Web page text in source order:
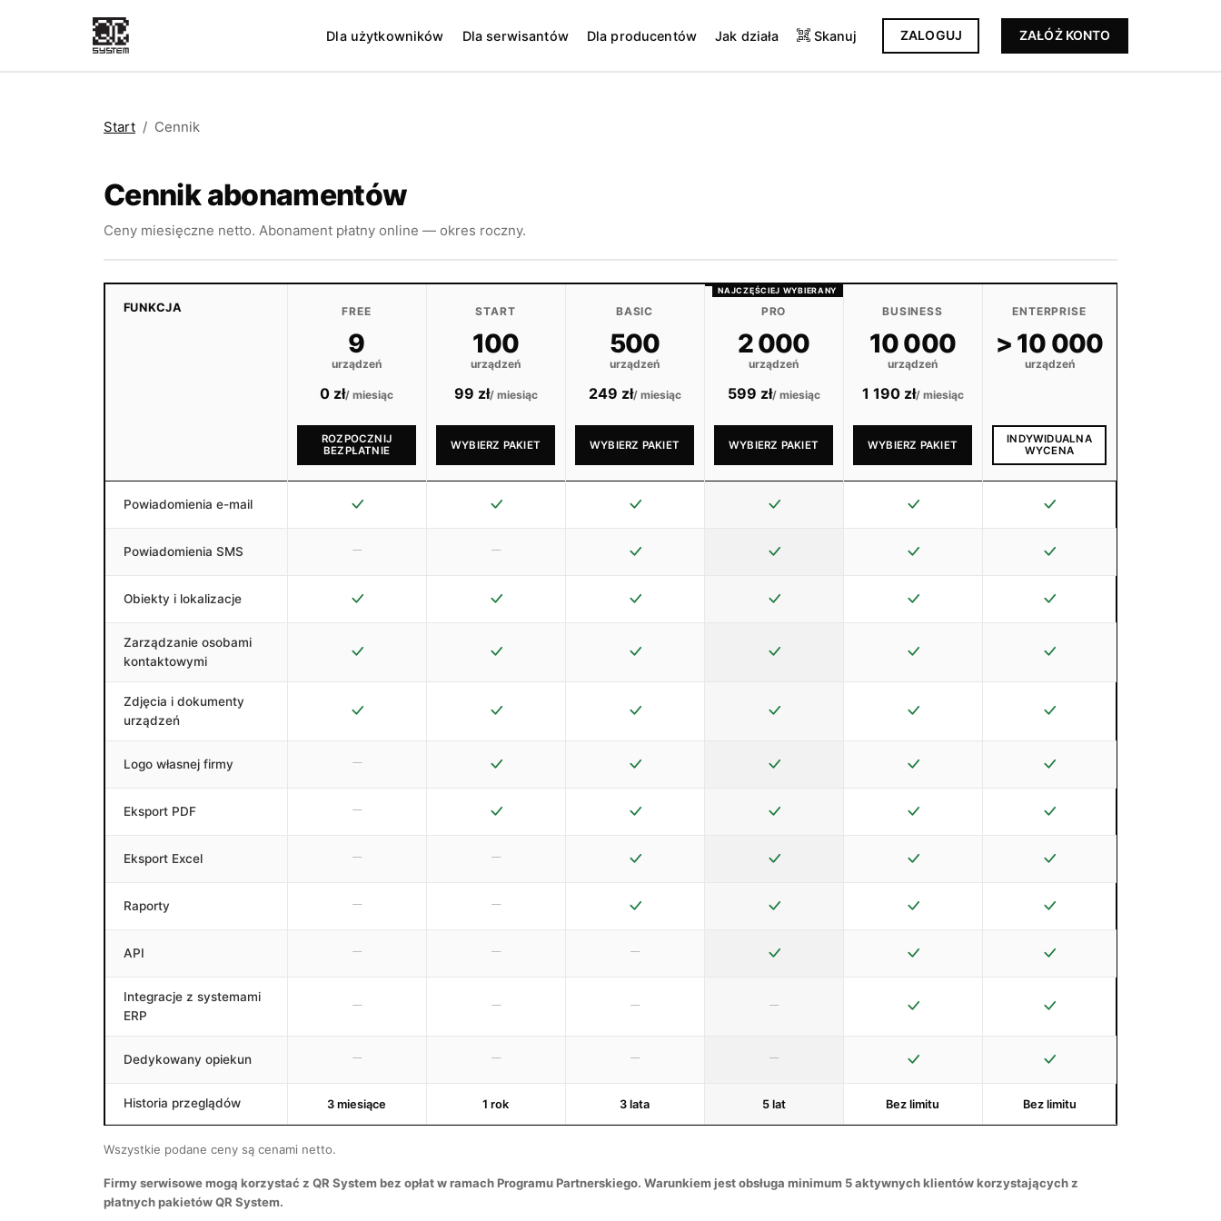
Dla użytkowników Dla serwisantów Dla producentów Jak działa Skanuj ZALOGUJ ZAŁÓŻ KONTO
Start Cennik
Cennik abonamentów
Ceny miesięczne netto. Abonament płatny online — okres roczny.
FUNKCJA FREE
9
urządzeń
0 zł/ miesiąc
ROZPOCZNIJ
BEZPŁATNIE
START
100
urządzeń
99 zł/ miesiąc
WYBIERZ PAKIET
BASIC
500
urządzeń
249 zł/ miesiąc
WYBIERZ PAKIET
NAJCZĘŚCIEJ WYBIERANY
PRO
2 000
urządzeń
599 zł/ miesiąc
WYBIERZ PAKIET
BUSINESS
10 000
urządzeń
1 190 zł/ miesiąc
WYBIERZ PAKIET
ENTERPRISE
> 10 000
urządzeń
INDYWIDUALNA
WYCENA
Powiadomienia e-mail
Powiadomienia SMS
Obiekty i lokalizacje
Zarządzanie osobami
kontaktowymi
Zdjęcia i dokumenty
urządzeń
Logo własnej firmy
Eksport PDF
Eksport Excel
Raporty
API
Integracje z systemami
ERP
Dedykowany opiekun
Historia przeglądów 3 miesiące 1 rok 3 lata 5 lat Bez limitu Bez limitu
Wszystkie podane ceny są cenami netto.
Firmy serwisowe mogą korzystać z QR System bez opłat w ramach Programu Partnerskiego. Warunkiem jest obsługa minimum 5 aktywnych klientów korzystających z
płatnych pakietów QR System.